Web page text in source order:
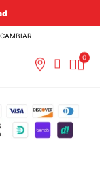
CAMBIAR